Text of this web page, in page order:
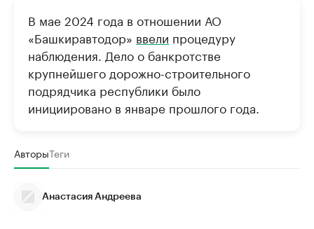
В мае 2024 года в отношении АО
«Башкиравтодор» ввели процедуру
наблюдения. Дело о банкротстве
крупнейшего дорожно-строительного
подрядчика республики было
инициировано в январе прошлого года.
АвторыТеги
Анастасия Андреева